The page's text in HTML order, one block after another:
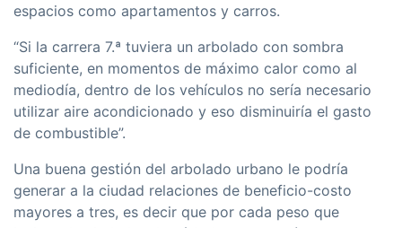
espacios como apartamentos y carros.
“Si la carrera 7.ª tuviera un arbolado con sombra
suficiente, en momentos de máximo calor como al
mediodía, dentro de los vehículos no sería necesario
utilizar aire acondicionado y eso disminuiría el gasto
de combustible”.
Una buena gestión del arbolado urbano le podría
generar a la ciudad relaciones de beneficio-costo
mayores a tres, es decir que por cada peso que